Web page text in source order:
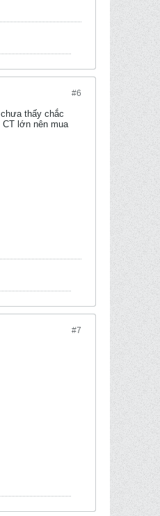
#6
thấy chắc
lớn nên mua
#7